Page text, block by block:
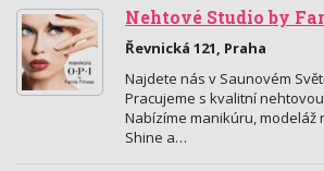
Nehtové Studio by
Řevnická 121, Praha
Najdete nás v Saunovém
Pracujeme s kvalitní
Nabízíme manikúru, modeláž
Shine a…